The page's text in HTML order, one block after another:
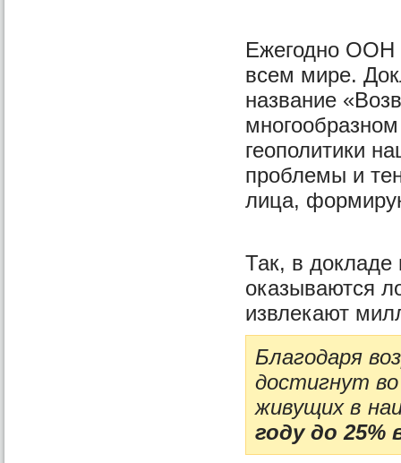
Ежегодно ООН
всем мире.
название
геополитики
проблемы и
лица,
Так, в докладе
оказываются
извлекают
Благодаря
достигнут
живущих в
году до 25%